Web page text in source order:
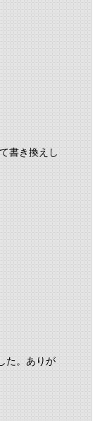
書き換えし
た。ありが